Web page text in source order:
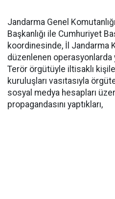
Jandarma Genel
Başkanlığı ile Cumhuriyet
koordinesinde, İl Jandarma
düzenlenen operasyonlarda
Terör örgütüyle iltisaklı
kuruluşları vasıtasıyla
sosyal medya hesapları
propagandasını yaptıkları,